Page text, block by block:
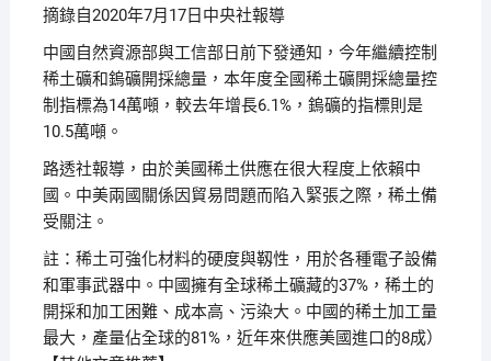
摘錄自2020年7月17日中央社報導
中國自然資源部與工信部日前下發通知，今年繼續控制
稀土礦和鎢礦開採總量，本年度全國稀土礦開採總量控
制指標為14萬噸，較去年增長6.1%，鎢礦的指標則是
10.5萬噸。
路透社報導，由於美國稀土供應在很大程度上依賴中
國。中美兩國關係因貿易問題而陷入緊張之際，稀土備
受關注。
註：稀土可強化材料的硬度與靱性，用於各種電子設備
和軍事武器中。中國擁有全球稀土礦藏的37%，稀土的
開採和加工困難、成本高、污染大。中國的稀土加工量
最大，產量佔全球的81%，近年來供應美國進口的8成）